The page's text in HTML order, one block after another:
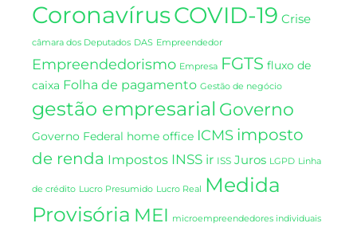
CoronavírusCOVID-19 Crise
câmara dos Deputados DAS Empreendedor
Empreendedorismo Empresa FGTS fluxo de
caixa Folha de pagamento Gestão de negócio
gestão empresarial Governo
Governo Federal home office ICMS imposto
de renda Impostos INSS ir ISS Juros LGPD Linha
de crédito Lucro Presumido Lucro Real
Medida
Provisória MEI microempreendedores individuais